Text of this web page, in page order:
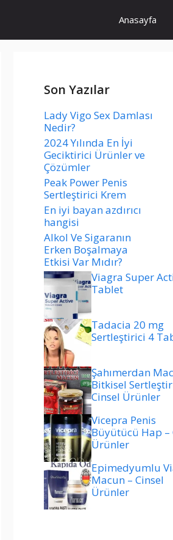
Anasayfa
Son Yazılar
Lady Vigo Sex Damlası
Nedir?
2024 Yılında En İyi
Geciktirici Ürünler ve
Çözümler
Peak Power Penis
Sertleştirici Krem
En iyi bayan azdırıcı
hangisi
Alkol Ve Sigaranın
Erken Boşalmaya
Etkisi Var Mıdır?
Viagra Super
Tablet
Tadacia 20 mg
Sertleştirici 4
Şahımerdan
Bitkisel
Cinsel Ürünler
Vicepra Penis
Büyütücü Hap –
Ürünler
Epimedyumlu
Macun – Cinsel
Ürünler